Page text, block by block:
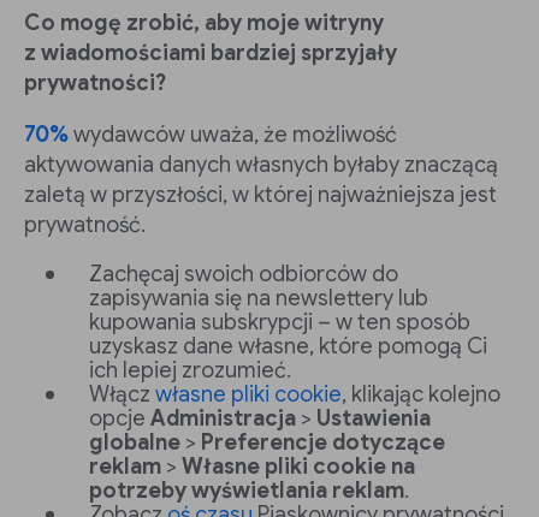
Co mogę zrobić, aby moje witryny
z wiadomościami bardziej sprzyjały
prywatności?
70%wydawców uważa, że możliwość
aktywowania danych własnych byłaby znaczącą
zaletą w przyszłości, w której najważniejsza jest
prywatność.
Zachęcaj swoich odbiorców do
zapisywania się na newslettery lub
kupowania subskrypcji – w ten sposób
uzyskasz dane własne, które pomogą Ci
ich lepiej zrozumieć.
Włącz własne pliki cookie, klikając kolejno
opcje Administracja > Ustawienia
globalne > Preferencje dotyczące
reklam > Własne pliki cookie na
potrzeby wyświetlania reklam.